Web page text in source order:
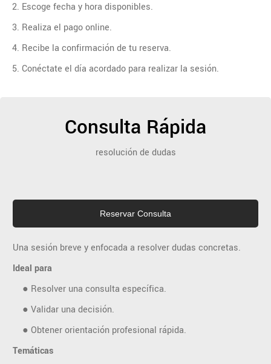
2. Escoge fecha y hora disponibles.
3. Realiza el pago online.
4. Recibe la confirmación de tu reserva.
5. Conéctate el día acordado para realizar la sesión.
Consulta Rápida
resolución de dudas
Reservar Consulta
Una sesión breve y enfocada a resolver dudas concretas.
Ideal para
● Resolver una consulta específica.
● Validar una decisión.
● Obtener orientación profesional rápida.
Temáticas